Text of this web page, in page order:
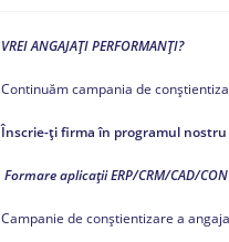
VREI ANGAJAȚI PERFORMANȚI?
Continuăm campania de
Înscrie-ți firma în programul
Formare aplicații ERP/CRM/CAD/
Campanie de conștientizare a